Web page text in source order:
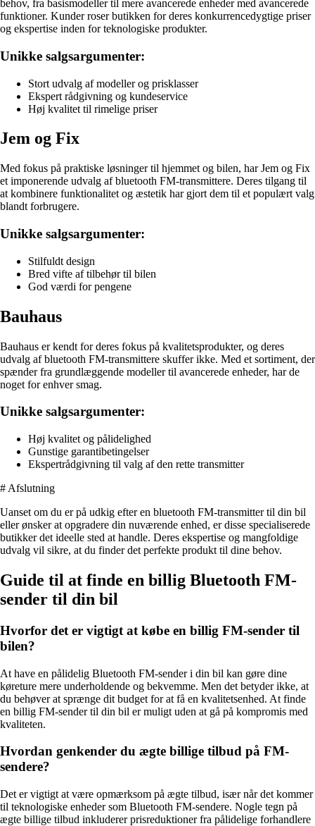
behov, fra basismodeller til mere avancerede enheder med avancerede
funktioner. Kunder roser butikken for deres konkurrencedygtige priser
og ekspertise inden for teknologiske produkter.
Unikke salgsargumenter:
Stort udvalg af modeller og prisklasser
Ekspert rådgivning og kundeservice
Høj kvalitet til rimelige priser
Jem og Fix
Med fokus på praktiske løsninger til hjemmet og bilen, har Jem og Fix
et imponerende udvalg af bluetooth FM-transmittere. Deres tilgang til
at kombinere funktionalitet og æstetik har gjort dem til et populært valg
blandt forbrugere.
Unikke salgsargumenter:
Stilfuldt design
Bred vifte af tilbehør til bilen
God værdi for pengene
Bauhaus
Bauhaus er kendt for deres fokus på kvalitetsprodukter, og deres
udvalg af bluetooth FM-transmittere skuffer ikke. Med et sortiment, der
spænder fra grundlæggende modeller til avancerede enheder, har de
noget for enhver smag.
Unikke salgsargumenter:
Høj kvalitet og pålidelighed
Gunstige garantibetingelser
Ekspertrådgivning til valg af den rette transmitter
# Afslutning
Uanset om du er på udkig efter en bluetooth FM-transmitter til din bil
eller ønsker at opgradere din nuværende enhed, er disse specialiserede
butikker det ideelle sted at handle. Deres ekspertise og mangfoldige
udvalg vil sikre, at du finder det perfekte produkt til dine behov.
Guide til at finde en billig Bluetooth FM-
sender til din bil
Hvorfor det er vigtigt at købe en billig FM-sender til
bilen?
At have en pålidelig Bluetooth FM-sender i din bil kan gøre dine
køreture mere underholdende og bekvemme. Men det betyder ikke, at
du behøver at sprænge dit budget for at få en kvalitetsenhed. At finde
en billig FM-sender til din bil er muligt uden at gå på kompromis med
kvaliteten.
Hvordan genkender du ægte billige tilbud på FM-
sendere?
Det er vigtigt at være opmærksom på ægte tilbud, især når det kommer
til teknologiske enheder som Bluetooth FM-sendere. Nogle tegn på
ægte billige tilbud inkluderer prisreduktioner fra pålidelige forhandlere